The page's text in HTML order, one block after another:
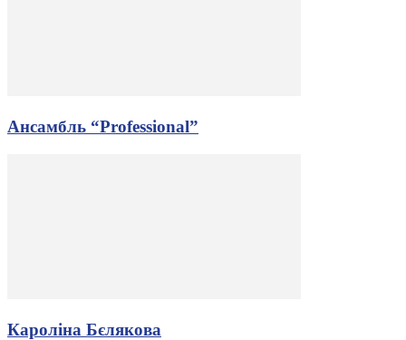
Ансамбль “Professional”
Кароліна Бєлякова